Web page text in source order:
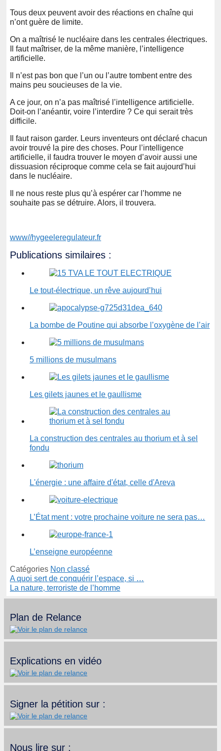
Tous deux peuvent avoir des réactions en chaîne qui
n’ont guère de limite.
On a maîtrisé le nucléaire dans les centrales électriques.
Il faut maîtriser, de la même manière, l’intelligence
artificielle.
Il n’est pas bon que l’un ou l’autre tombent entre des
mains peu soucieuses de la vie.
A ce jour, on n’a pas maîtrisé l’intelligence artificielle.
Doit-on l’anéantir, voire l’interdire ? Ce qui serait très
difficile.
Il faut raison garder. Leurs inventeurs ont déclaré chacun
avoir trouvé la pire des choses. Pour l’intelligence
artificielle, il faudra trouver le moyen d’avoir aussi une
dissuasion réciproque comme cela se fait aujourd’hui
dans le nucléaire.
Il ne nous reste plus qu’à espérer car l’homme ne
souhaite pas se détruire. Alors, il trouvera.
www//hygeeleregulateur.fr
Publications similaires :
Le tout-électrique, un rêve aujourd’hui
La bombe de Poutine qui absorbe l’oxygène de l’air
5 millions de musulmans
Les gilets jaunes et le gaullisme
La construction des centrales au thorium et à sel
fondu
L'énergie : une affaire d'état, celle d'Areva
L’État ment : votre prochaine voiture ne sera pas…
L’enseigne européenne
Catégories Non classé
A quoi sert de conquérir l’espace, si …
La nature, terroriste de l’homme
Plan de Relance
Explications en vidéo
Signer la pétition sur :
Nous lire sur :